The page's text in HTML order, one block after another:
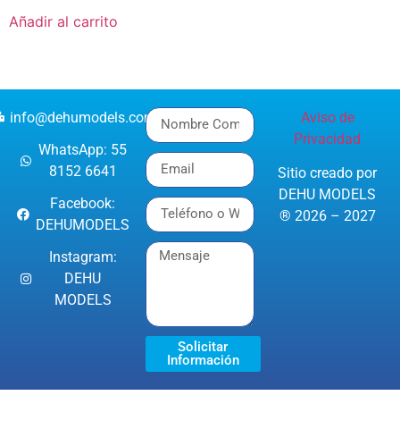
Añadir al carrito
info@dehumodels.com
WhatsApp: 55
8152 6641
Facebook:
DEHUMODELS
Instagram:
DEHU
MODELS
Solicitar
Información
Aviso de
Privacidad
Sitio creado por
DEHU MODELS
® 2026 – 2027